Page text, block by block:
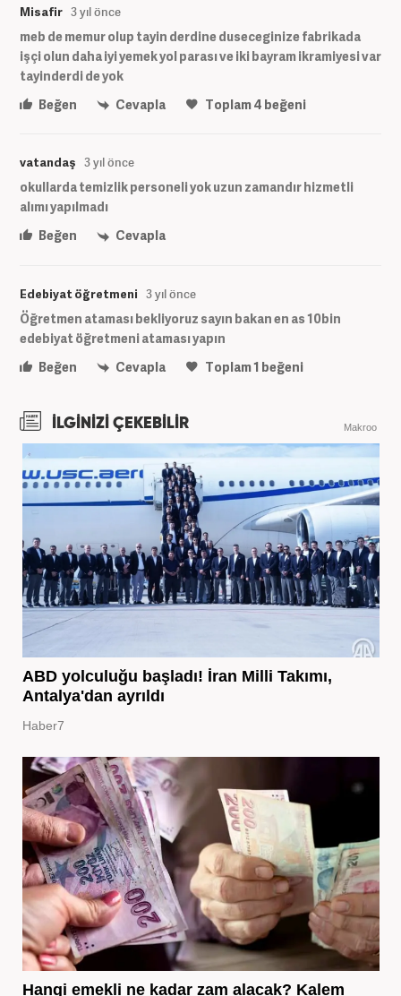
Misafir 3 yıl önce
meb de memur olup tayin derdine duseceginize fabrikada
işçi olun daha iyi yemek yol parası ve iki bayram ikramiyesi var
tayinderdi de yok
Beğen
Cevapla Toplam4 beğeni
vatandaş 3 yıl önce
okullarda temizlik personeli yok uzun zamandır hizmetli
alımı yapılmadı
Beğen
Cevapla
Edebiyat öğretmeni 3 yıl önce
Öğretmen ataması bekliyoruz sayın bakan en as 10bin
edebiyat öğretmeni ataması yapın
Beğen
Cevapla Toplam1 beğeni
İLGİNİZİ ÇEKEBİLİR Makroo
ABD yolculuğu başladı! İran Milli Takımı,
Antalya'dan ayrıldı
Haber7
Hangi emekli ne kadar zam alacak? Kalem